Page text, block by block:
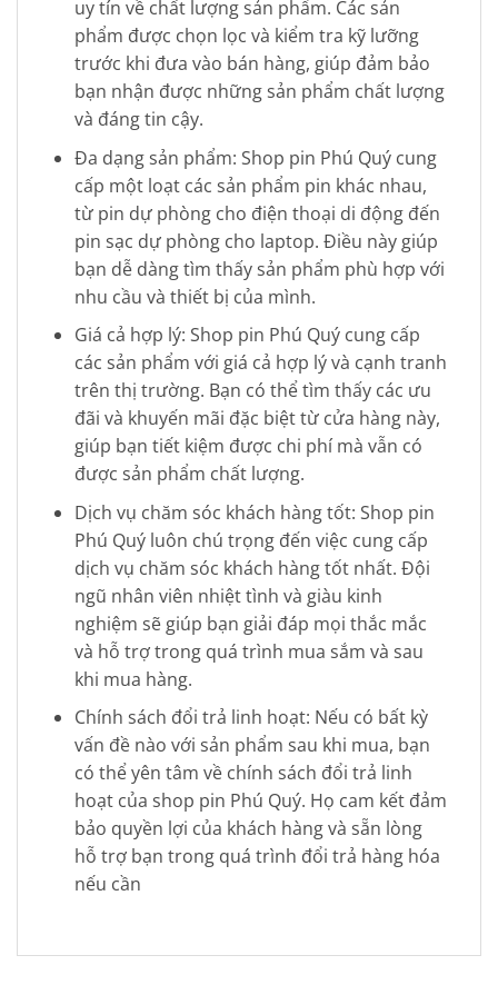
uy tín về chất lượng sản phẩm. Các sản
phẩm được chọn lọc và kiểm tra kỹ lưỡng
trước khi đưa vào bán hàng, giúp đảm bảo
bạn nhận được những sản phẩm chất lượng
và đáng tin cậy.
Đa dạng sản phẩm: Shop pin Phú Quý cung
cấp một loạt các sản phẩm pin khác nhau,
từ pin dự phòng cho điện thoại di động đến
pin sạc dự phòng cho laptop. Điều này giúp
bạn dễ dàng tìm thấy sản phẩm phù hợp với
nhu cầu và thiết bị của mình.
Giá cả hợp lý: Shop pin Phú Quý cung cấp
các sản phẩm với giá cả hợp lý và cạnh tranh
trên thị trường. Bạn có thể tìm thấy các ưu
đãi và khuyến mãi đặc biệt từ cửa hàng này,
giúp bạn tiết kiệm được chi phí mà vẫn có
được sản phẩm chất lượng.
Dịch vụ chăm sóc khách hàng tốt: Shop pin
Phú Quý luôn chú trọng đến việc cung cấp
dịch vụ chăm sóc khách hàng tốt nhất. Đội
ngũ nhân viên nhiệt tình và giàu kinh
nghiệm sẽ giúp bạn giải đáp mọi thắc mắc
và hỗ trợ trong quá trình mua sắm và sau
khi mua hàng.
Chính sách đổi trả linh hoạt: Nếu có bất kỳ
vấn đề nào với sản phẩm sau khi mua, bạn
có thể yên tâm về chính sách đổi trả linh
hoạt của shop pin Phú Quý. Họ cam kết đảm
bảo quyền lợi của khách hàng và sẵn lòng
hỗ trợ bạn trong quá trình đổi trả hàng hóa
nếu cần